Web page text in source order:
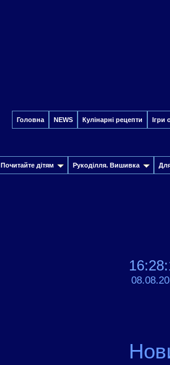
Головна NEWS Кулінарні рецепти Ігри
Почитайте дітям Рукоділля. Вишивка